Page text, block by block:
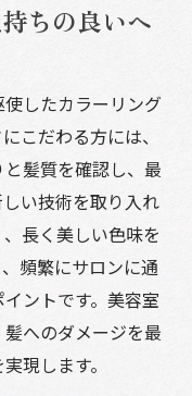
ちの良いヘ
したカラーリング
こだわる方には、
髪質を確認し、最
い技術を取り入れ
長く美しい色味を
頻繁にサロンに通
ントです。美容室
へのダメージを最
現します。